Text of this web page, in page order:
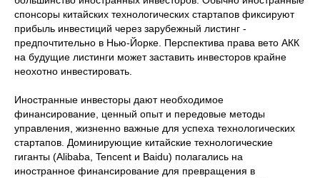
спонсоры китайских технологических стартапов фиксируют
прибыль инвестиций через зарубежный листинг -
предпочтительно в Нью-Йорке. Перспектива права вето АКК
на будущие листинги может заставить инвесторов крайне
неохотно инвестировать.
Иностранные инвесторы дают необходимое
финансирование, ценный опыт и передовые методы
управления, жизненно важные для успеха технологических
стартапов. Доминирующие китайские технологические
гиганты (Alibaba, Tencent и Baidu) полагались на
иностранное финансирование для превращения в